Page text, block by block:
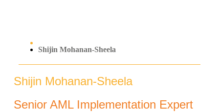
Shijin Mohanan-Sheela
Shijin Mohanan-Sheela
Senior AML Implementation Expert